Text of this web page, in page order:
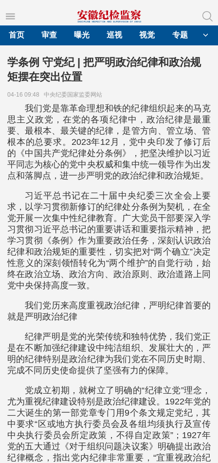
首页
审查 曝光 巡视 视觉 专题
学条例 守党纪 | 把严明政治纪律和政治规
矩摆在突出位置
04-16 09:48 中央纪委国家监委网站
我们党是靠革命理想和铁的纪律组织起来的马克
思主义政党，在党的各项纪律中，政治纪律是最重
要、最根本、最关键的纪律，是管方向、管立场、管
根本的总要求。2023年12月，党中央印发了修订后
的《中国共产党纪律处分条例》，把坚决维护以习近
平同志为核心的党中央权威和集中统一领导作为出发
点和落脚点，进一步严明党的政治纪律和政治规矩。
习近平总书记在二十届中央纪委三次全会上要
求，以学习贯彻新修订的纪律处分条例为契机，在全
党开展一次集中性纪律教育。广大党员干部要深入学
习贯彻习近平总书记的重要讲话和重要指示精神，把
学习贯彻《条例》作为重要政治任务，深刻认识政治
纪律和政治规矩的重要性，切实把对“两个确立”决定
性意义的深刻领悟转化为“两个维护”的自觉行动，始
终在政治立场、政治方向、政治原则、政治道路上同
党中央保持高度一致。
我们党历来高度重视政治纪律，严明纪律首要的
就是严明政治纪律
纪律严明是党的光荣传统和独特优势，我们党正
是在不断加强纪律建设中纯洁组织、发展壮大的，严
明的纪律特别是政治纪律为我们党在不同历史时期、
完成不同历史使命提供了坚强有力的保障。
党成立初期，就树立了明确的“纪律立党”理念，
尤为重视纪律建设特别是政治纪律建设。1922年党的
二大诞生的第一部党章专门用9个条文规定党纪，其
中要求“区或地方执行委员会及各组均须执行及宣传
中央执行委员会所定政策，不得自定政策”；1927年
党的五大通过《对于组织问题决议案》明确提出政治
纪律概念，指出党内纪律非常重要，“宜重视政治纪